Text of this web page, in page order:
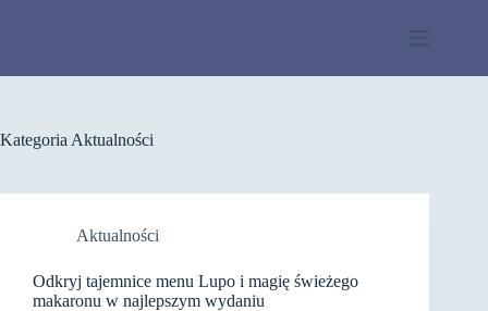
Kategoria Aktualności
Aktualności
Odkryj tajemnice menu Lupo i magię świeżego
makaronu w najlepszym wydaniu